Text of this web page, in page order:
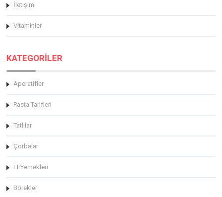
İletişim
Vitaminler
KATEGORİLER
Aperatifler
Pasta Tarifleri
Tatlılar
Çorbalar
Et Yemekleri
Börekler